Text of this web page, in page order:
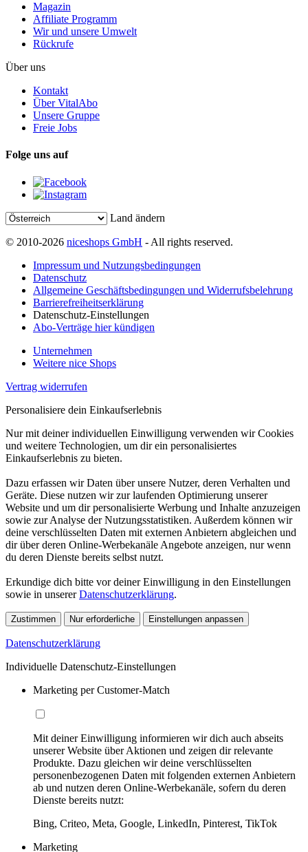
Magazin
Affiliate Programm
Wir und unsere Umwelt
Rückrufe
Über uns
Kontakt
Über VitalAbo
Unsere Gruppe
Freie Jobs
Folge uns auf
Land ändern
© 2010-2026 niceshops GmbH - All rights reserved.
Impressum und Nutzungsbedingungen
Datenschutz
Allgemeine Geschäftsbedingungen und Widerrufsbelehrung
Barrierefreiheitserklärung
Datenschutz-Einstellungen
Abo-Verträge hier kündigen
Unternehmen
Weitere nice Shops
Vertrag widerrufen
Personalisiere dein Einkaufserlebnis
Nur mit deiner individuellen Einwilligung verwenden wir Cookies
und weitere Technologien, um dir ein personalisiertes
Einkaufserlebnis zu bieten.
Dazu erfassen wir Daten über unsere Nutzer, deren Verhalten und
Geräte. Diese nutzen wir zur laufenden Optimierung unserer
Website und um dir personalisierte Werbung und Inhalte anzuzeigen
sowie zur Analyse der Nutzungsstatistiken. Außerdem können wir
deine verschlüsselten Daten mit externen Anbietern abgleichen und
dir über deren Online-Werbekanäle Angebote anzeigen, nur wenn
du deren Dienste bereits selbst nutzt.
Erkundige dich bitte vor deiner Einwilligung in den Einstellungen
sowie in unsererDatenschutzerklärung.
Zustimmen Nur erforderliche Einstellungen anpassen
Datenschutzerklärung
Individuelle Datenschutz-Einstellungen
Marketing per Customer-Match
Mit deiner Einwilligung informieren wir dich auch abseits
unserer Website über Aktionen und zeigen dir relevante
Produkte. Dazu gleichen wir deine verschlüsselten
personenbezogenen Daten mit folgenden externen Anbietern
ab und nutzen deren Online-Werbekanäle, sofern du deren
Dienste bereits nutzt:
Bing, Criteo, Meta, Google, LinkedIn, Pinterest, TikTok
Marketing